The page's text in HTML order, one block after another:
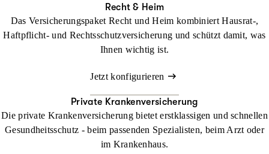
Recht & Heim
Das Versicherungspaket Recht und Heim kombiniert Hausrat-,
Haftpflicht- und Rechtsschutzversicherung und schützt damit, was
Ihnen wichtig ist.
Jetzt konfigurieren
Private Krankenversicherung
Die private Krankenversicherung bietet erstklassigen und schnellen
Gesundheitsschutz - beim passenden Spezialisten, beim Arzt oder
im Krankenhaus.